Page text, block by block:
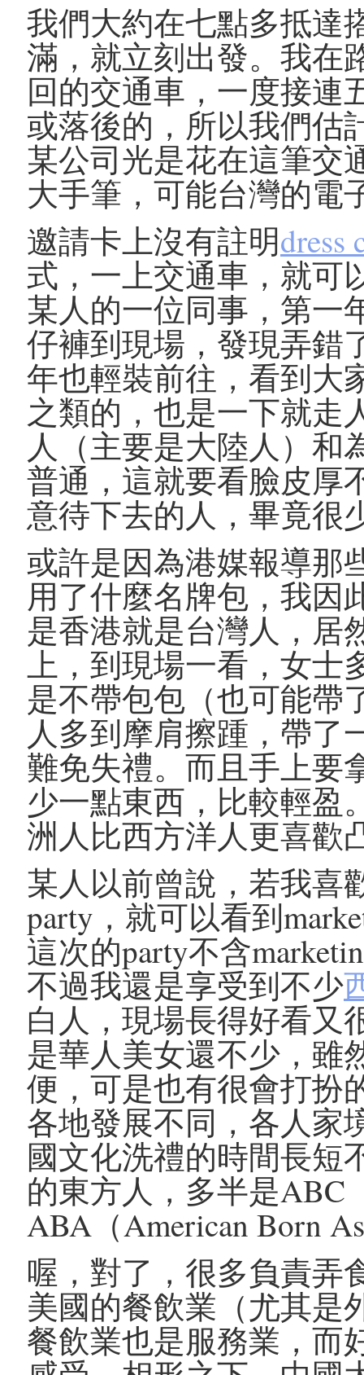
我們大約在七點多抵達
滿，就立刻出發。我在
回的交通車，一度接連
或落後的，所以我們估
某公司光是花在這筆交
大手筆，可能台灣的電
邀請卡上沒有註明dress
式，一上交通車，就可
某人的一位同事，第一
仔褲到現場，發現弄錯
年也輕裝前往，看到大
之類的，也是一下就走
人（主要是大陸人）和
普通，這就要看臉皮厚
意待下去的人，畢竟很
或許是因為港媒報導那
用了什麼名牌包，我因
是香港就是台灣人，居
上，到現場一看，女士
是不帶包包（也可能帶
人多到摩肩擦踵，帶了
難免失禮。而且手上要
少一點東西，比較輕盈
洲人比西方洋人更喜歡
某人以前曾說，若我喜
party，就可以看到
這次的party不含
不過我還是享受到不少
白人，現場長得好看又
是華人美女還不少，雖
便，可是也有很會打扮
各地發展不同，各人家
國文化洗禮的時間長短
的東方人，多半是ABC
ABA（American Born
喔，對了，很多負責弄
美國的餐飲業（尤其是
餐飲業也是服務業，而